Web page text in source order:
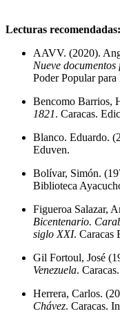
Lecturas recomendadas:
AAVV. (2020).
Nueve documentos
Poder Popular para
Bencomo Barrios,
1821. Caracas.
Blanco. Eduardo.
Eduven.
Bolívar, Simón.
Biblioteca
Figueroa Salazar,
Bicentenario.
siglo XXI. Caracas
Gil Fortoul, José
Venezuela.
Herrera, Carlos.
Chávez. Caracas.